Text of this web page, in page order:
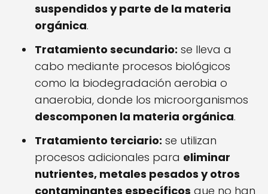
suspendidos y parte de la materia
orgánica.
Tratamiento secundario: se lleva a
cabo mediante procesos biológicos
como la biodegradación aerobia o
anaerobia, donde los microorganismos
descomponen la materia orgánica.
Tratamiento terciario: se utilizan
procesos adicionales para eliminar
nutrientes, metales pesados ​​y otros
contaminantes específicos que no han